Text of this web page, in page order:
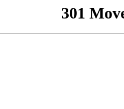
301